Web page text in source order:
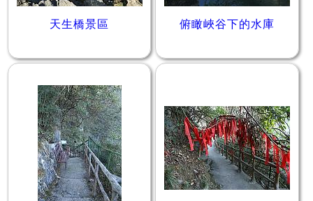
天生橋景區 俯瞰峽谷下的水庫